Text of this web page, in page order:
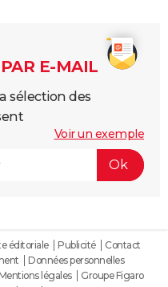
E-MAIL
sélection des
Voir un exemple
éditoriale Publicité
Contact
Données personnelles
Mentions légales
Groupe Figaro